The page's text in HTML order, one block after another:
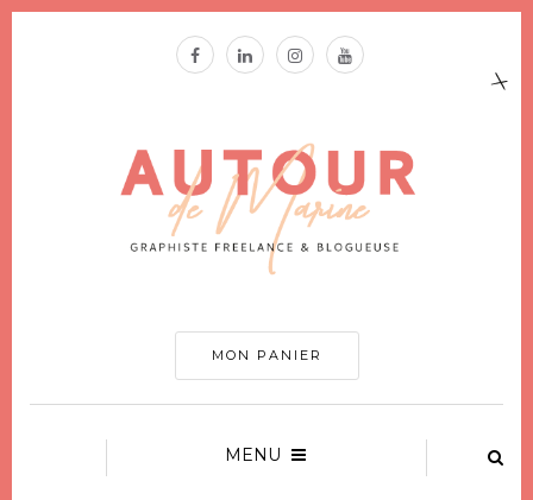
MON PANIER
MENU